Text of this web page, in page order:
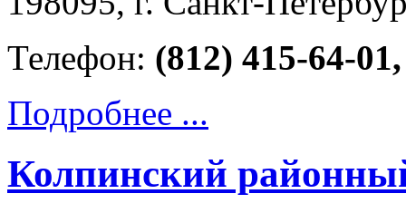
Телефон: (812) 415-64-
Подробнее ...
Колпинский